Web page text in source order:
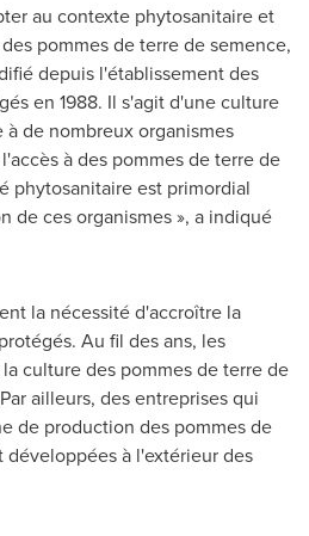
au contexte phytosanitaire et
pommes de terre de semence,
depuis l'établissement des
en 1988. Il s'agit d'une culture
de nombreux organismes
à des pommes de terre de
phytosanitaire est primordial
de ces organismes », a indiqué
la nécessité d'accroître la
Au fil des ans, les
culture des pommes de terre de
ailleurs, des entreprises qui
de production des pommes de
à l'extérieur des